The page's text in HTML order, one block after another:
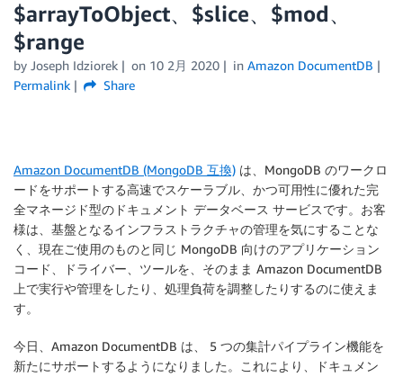
$arrayToObject、$slice、$mod、
$range
by Joseph Idziorek on 10 2月 2020 in Amazon DocumentDB
Permalink
Share
Amazon DocumentDB (MongoDB 互換) は、MongoDB のワークロ
ードをサポートする高速でスケーラブル、かつ可用性に優れた完
全マネージド型のドキュメント データベース サービスです。お客
様は、基盤となるインフラストラクチャの管理を気にすることな
く、現在ご使用のものと同じ MongoDB 向けのアプリケーション
コード、ドライバー、ツールを、そのまま Amazon DocumentDB
上で実行や管理をしたり、処理負荷を調整したりするのに使えま
す。
今日、Amazon DocumentDB は、 5 つの集計パイプライン機能を
新たにサポートするようになりました。これにより、ドキュメン